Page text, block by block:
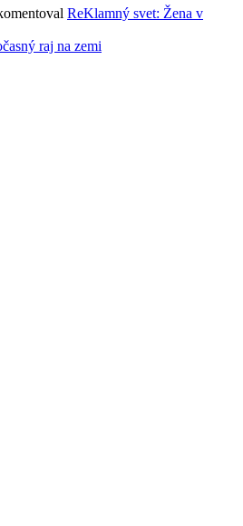
ReKlamný svet: Žena v
raj na zemi